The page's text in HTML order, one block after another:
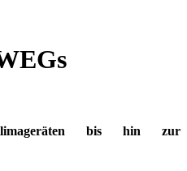
bis hin zur